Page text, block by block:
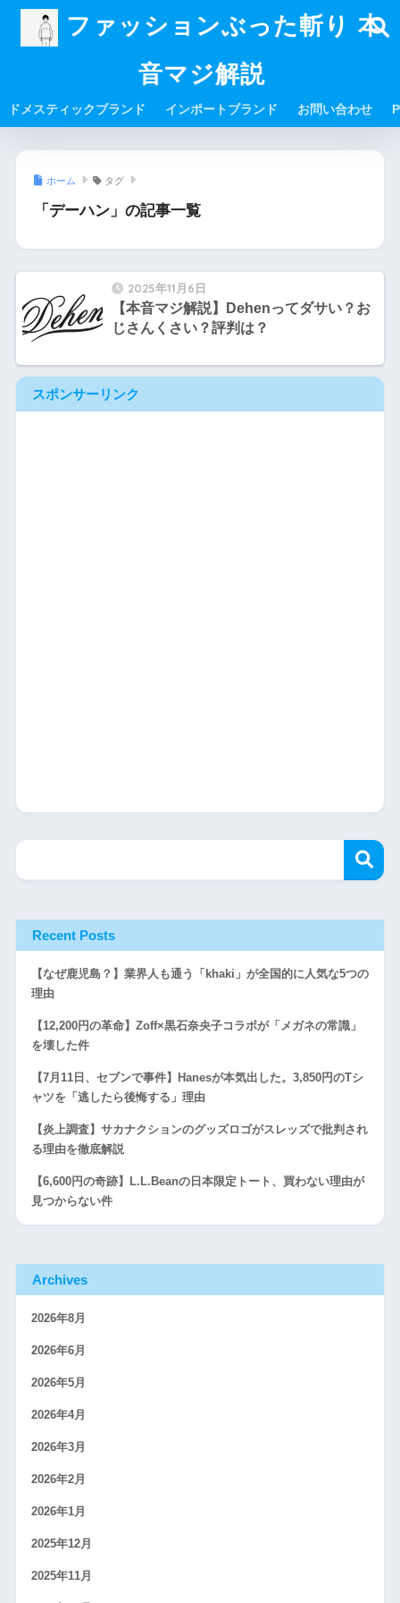
ファッションぶった斬り 本
音マジ解説
ドメスティックブランド インポートブランド お問い合わせ
ホーム タグ
「デーハン」の記事一覧
2025年11月6日
【本音マジ解説】Dehenってダサい？お
じさんくさい？評判は？
スポンサーリンク
Recent Posts
【なぜ鹿児島？】業界人も通う「khaki」が全国的に人気な5つの
理由
【12,200円の革命】Zoff×黒石奈央子コラボが「メガネの常識」
を壊した件
【7月11日、セブンで事件】Hanesが本気出した。3,850円のTシ
ャツを「逃したら後悔する」理由
【炎上調査】サカナクションのグッズロゴがスレッズで批判され
る理由を徹底解説
【6,600円の奇跡】L.L.Beanの日本限定トート、買わない理由が
見つからない件
Archives
2026年8月
2026年6月
2026年5月
2026年4月
2026年3月
2026年2月
2026年1月
2025年12月
2025年11月